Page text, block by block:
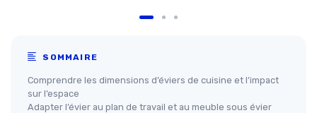
SOMMAIRE
Comprendre les dimensions d’éviers de cuisine et l’impact
sur l’espace
Adapter l’évier au plan de travail et au meuble sous évier